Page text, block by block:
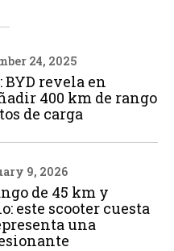
24, 2025
revela en
400 km de rango
de carga
9, 2026
de 45 km y
este scooter cuesta
una